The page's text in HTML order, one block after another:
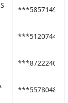
***58571497**
***51207440**
***87222400**
***55780482**